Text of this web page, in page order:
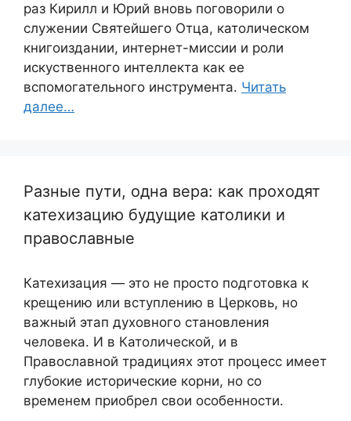
раз Кирилл и Юрий вновь поговорили о
служении Святейшего Отца, католическом
книгоиздании, интернет-миссии и роли
искуственного интеллекта как ее
вспомогательного инструмента. Читать
далее…
Разные пути, одна вера: как проходят
катехизацию будущие католики и
православные
Катехизация — это не просто подготовка к
крещению или вступлению в Церковь, но
важный этап духовного становления
человека. И в Католической, и в
Православной традициях этот процесс имеет
глубокие исторические корни, но со
временем приобрел свои особенности.